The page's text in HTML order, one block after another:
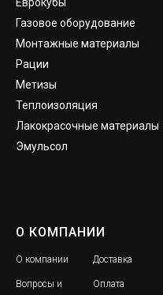
Газовое оборудование
Монтажные материалы
Рации
Метизы
Теплоизоляция
Лакокрасочные материалы
Эмульсол
О КОМПАНИИ
О компании
Вопросы и
Доставка
Оплата